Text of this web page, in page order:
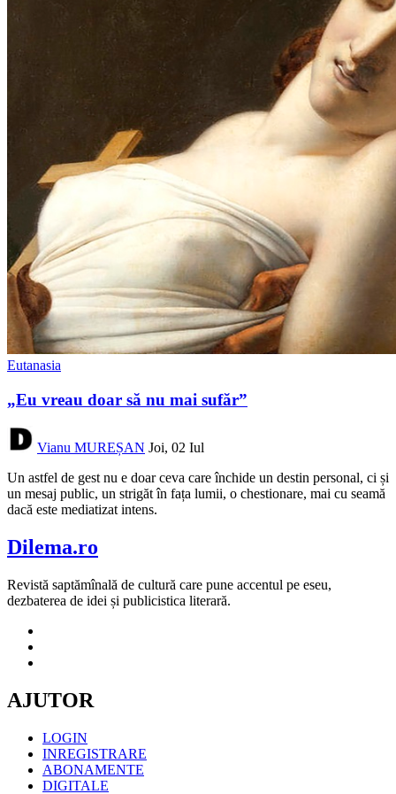
Eutanasia
„Eu vreau doar să nu mai sufăr”
Vianu MUREȘAN Joi, 02 Iul
Un astfel de gest nu e doar ceva care închide un destin personal, ci și
un mesaj public, un strigăt în fața lumii, o chestionare, mai cu seamă
dacă este mediatizat intens.
Dilema.ro
Revistă saptămînală de cultură care pune accentul pe eseu,
dezbaterea de idei și publicistica literară.
AJUTOR
LOGIN
INREGISTRARE
ABONAMENTE
DIGITALE